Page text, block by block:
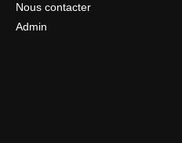
Nous contacter
Admin